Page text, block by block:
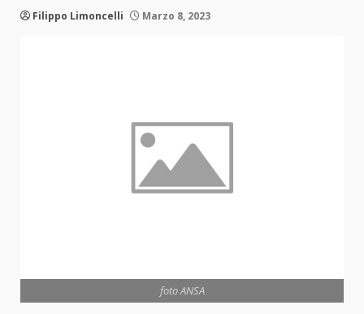
Filippo Limoncelli Marzo 8, 2023
foto ANSA